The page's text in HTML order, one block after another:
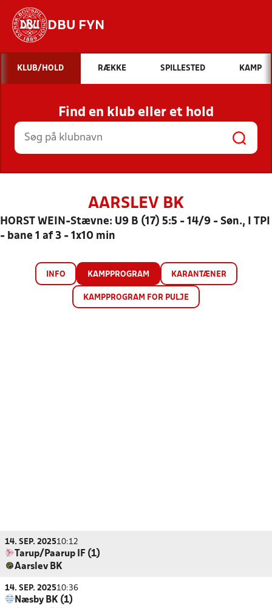
DBU FYN
Hvad vil du søge efter?
INDHOLD OG NYHEDER
STILLINGER, RESULTATER, KLUBBER OG
HOLD
KLUB/HOLD RÆKKE SPILLESTED KAMP
Find en klub eller et hold
AARSLEV BK
HORST WEIN-Stævne: U9 B (17) 5:5 - 14/9 - Søn., I TPI
- bane 1 af 3 - 1x10 min
INFO KAMPPROGRAM KARANTÆNER
KAMPPROGRAM FOR PULJE
14. SEP. 202510:12
Tarup/Paarup IF (1)
Aarslev BK
14. SEP. 202510:36
Næsby BK (1)